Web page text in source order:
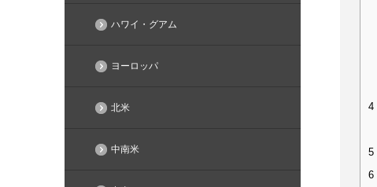
4
5
6
ハワイ・グアム
ヨーロッパ
北米
中南米